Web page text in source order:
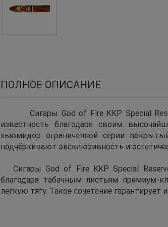
ПОЛНОЕ ОПИСАНИЕ
Сигары God of Fire KKP Special
известность благодаря своим
хьюмидор ограниченной серии
подчёркивают эксклюзивность и
Сигары God of Fire KKP Special
благодаря табачным листьям
лёгкую тягу. Такое сочетание